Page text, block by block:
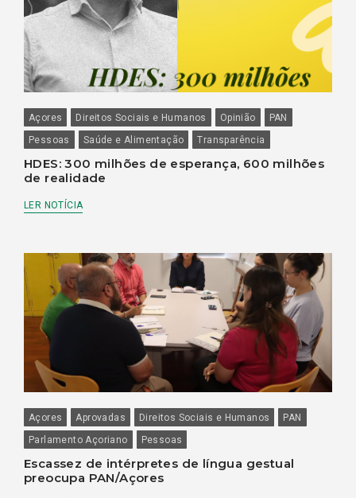
Açores Direitos Sociais e Humanos Opinião
PAN
Pessoas
Saúde e Alimentação Transparência
HDES: 300 milhões de esperança, 600 milhões
de realidade
LER NOTÍCIA
Açores Aprovadas Direitos Sociais e Humanos
PAN
Parlamento Açoriano
Pessoas
Escassez de intérpretes de língua gestual
preocupa PAN/Açores